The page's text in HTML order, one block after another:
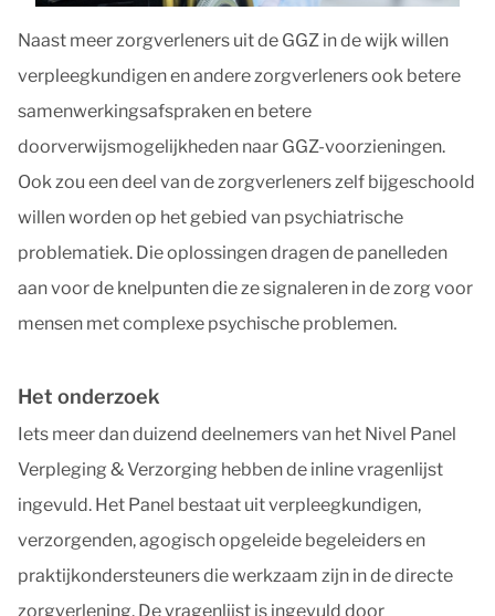
Naast meer zorgverleners uit de GGZ in de wijk willen
verpleegkundigen en andere zorgverleners ook betere
samenwerkingsafspraken en betere
doorverwijsmogelijkheden naar GGZ-voorzieningen.
Ook zou een deel van de zorgverleners zelf bijgeschoold
willen worden op het gebied van psychiatrische
problematiek. Die oplossingen dragen de panelleden
aan voor de knelpunten die ze signaleren in de zorg voor
mensen met complexe psychische problemen.
Het onderzoek
Iets meer dan duizend deelnemers van het Nivel Panel
Verpleging & Verzorging hebben de inline vragenlijst
ingevuld. Het Panel bestaat uit verpleegkundigen,
verzorgenden, agogisch opgeleide begeleiders en
praktijkondersteuners die werkzaam zijn in de directe
zorgverlening. De vragenlijst is ingevuld door